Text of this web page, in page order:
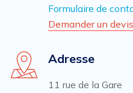
Formulaire de
Demander un devis
Adresse
11 rue de la Gare